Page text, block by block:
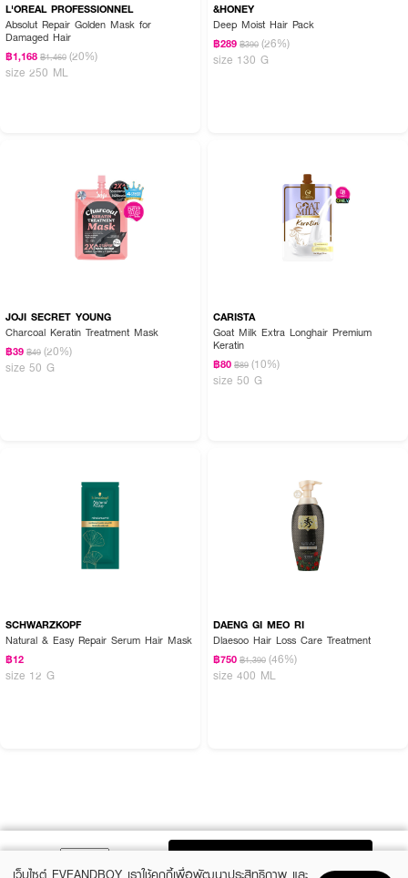
L'OREAL PROFESSIONNEL
Absolut Repair Golden Mask for
Damaged Hair
฿1,168 ฿1,460 (20%)
size 250 ML
&HONEY
Deep Moist Hair Pack
฿289 ฿390 (26%)
size 130 G
JOJI SECRET YOUNG
Charcoal Keratin Treatment Mask
฿39 ฿49 (20%)
size 50 G
CARISTA
Goat Milk Extra Longhair Premium
Keratin
฿80 ฿89 (10%)
size 50 G
SCHWARZKOPF
Natural & Easy Repair Serum Hair Mask
฿12
size 12 G
DAENG GI MEO RI
Dlaesoo Hair Loss Care Treatment
฿750 ฿1,390 (46%)
size 400 ML
เว็บไซต์ EVEANDBOY เราใช้คุกกี้เพื่อพัฒนาประสิทธิภาพ และ